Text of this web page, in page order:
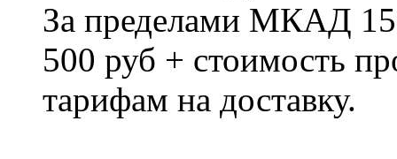
За пределами МКАД
500 руб + стоимость
тарифам на доставку.